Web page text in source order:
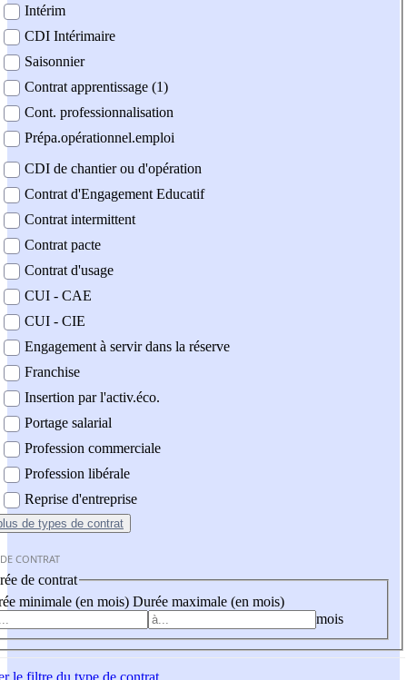
Intérim
CDI Intérimaire
Saisonnier
Contrat apprentissage (1)
Cont. professionnalisation
Prépa.opérationnel.emploi
CDI de chantier ou d'opération
Contrat d'Engagement Educatif
Contrat intermittent
Contrat pacte
Contrat d'usage
CUI - CAE
CUI - CIE
Engagement à servir dans la réserve
Franchise
Insertion par l'activ.éco.
Portage salarial
Profession commerciale
Profession libérale
Reprise d'entreprise
de types de contrat
CONTRAT
de contrat
minimale (en mois) Durée maximale (en mois)
mois
le filtre du type de contrat